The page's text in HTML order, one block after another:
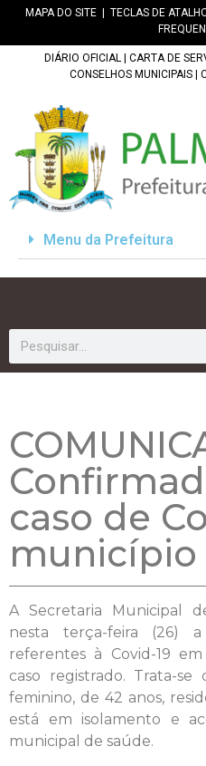
MAPA DO SITE TECLAS DE
DIÁRIO OFICIAL CARTA DE
CONSELHOS MUNICIPAIS
Menu da Prefeitura
caso de
município
A Secretaria Municipal
nesta terça-feira (26)
referentes à Covid-19
caso registrado. Trata-
feminino, de 42 anos,
está em isolamento e
municipal de saúde.